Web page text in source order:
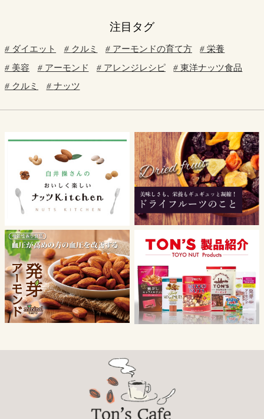
注目タグ
ダイエット クルミ アーモンドの育て方
栄養
美容
アーモンド アレンジレシピ
東洋ナッツ食品
クルミ
ナッツ